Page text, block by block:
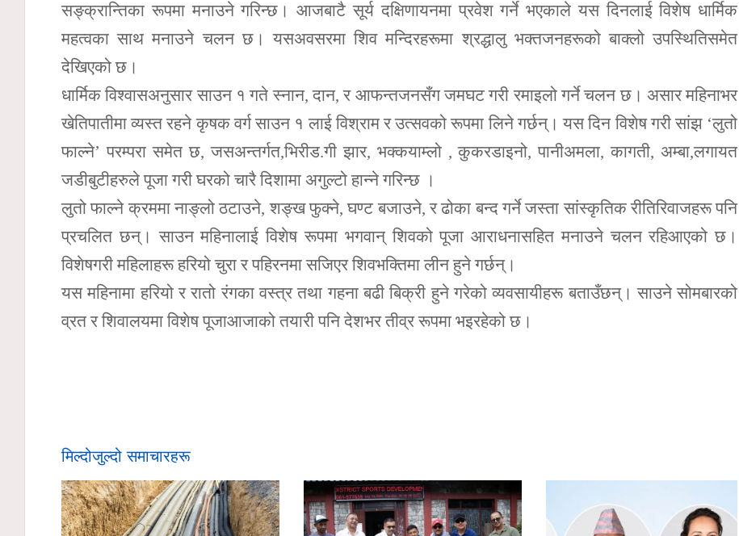
सङ्क्रान्तिका रूपमा मनाउने गरिन्छ। आजबाटै सूर्य दक्षिणायनमा प्रवेश गर्ने भएकाले यस दिनलाई विशेष धार्मिक
महत्वका साथ मनाउने चलन छ। यसअवसरमा शिव मन्दिरहरूमा श्रद्धालु भक्तजनहरूको बाक्लो उपस्थितिसमेत
देखिएको छ।
धार्मिक विश्वासअनुसार साउन १ गते स्नान, दान, र आफन्तजनसँग जमघट गरी रमाइलो गर्ने चलन छ। असार महिनाभर
खेतिपातीमा व्यस्त रहने कृषक वर्ग साउन १ लाई विश्राम र उत्सवको रूपमा लिने गर्छन्। यस दिन विशेष गरी सांझ ‘लुतो
फाल्ने’ परम्परा समेत छ, जसअन्तर्गत,भिरीड.गी झार, भक्कयाम्लो , कुकरडाइनो, पानीअमला, कागती, अम्बा,लगायत
जडीबुटीहरुले पूजा गरी घरको चारै दिशामा अगुल्टो हान्ने गरिन्छ ।
लुतो फाल्ने क्रममा नाङ्लो ठटाउने, शङ्ख फुक्ने, घण्ट बजाउने, र ढोका बन्द गर्ने जस्ता सांस्कृतिक रीतिरिवाजहरू पनि
प्रचलित छन्। साउन महिनालाई विशेष रूपमा भगवान् शिवको पूजा आराधनासहित मनाउने चलन रहिआएको छ।
विशेषगरी महिलाहरू हरियो चुरा र पहिरनमा सजिएर शिवभक्तिमा लीन हुने गर्छन्।
यस महिनामा हरियो र रातो रंगका वस्त्र तथा गहना बढी बिक्री हुने गरेको व्यवसायीहरू बताउँछन्। साउने सोमबारको
व्रत र शिवालयमा विशेष पूजाआजाको तयारी पनि देशभर तीव्र रूपमा भइरहेको छ।
मिल्दोजुल्दो समाचारहरू